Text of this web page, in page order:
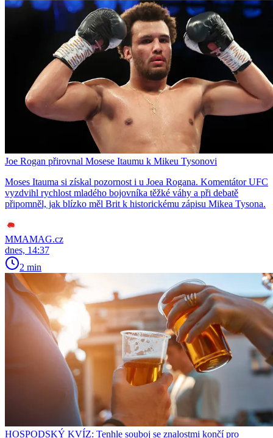
Joe Rogan přirovnal Mosese Itaumu k Mikeu Tysonovi
Moses Itauma si získal pozornost i u Joea Rogana. Komentátor UFC
vyzdvihl rychlost mladého bojovníka těžké váhy a při debatě
připomněl, jak blízko měl Brit k historickému zápisu Mikea Tysona.
MMAMAG.cz
dnes, 14:37
2 min
HOSPODSKÝ KVÍZ: Tenhle souboj se znalostmi končí pro